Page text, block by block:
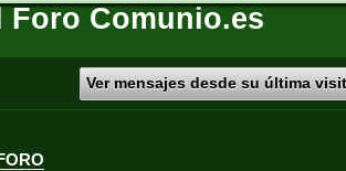
Foro Comunio.es
Ver mensajes desde su última